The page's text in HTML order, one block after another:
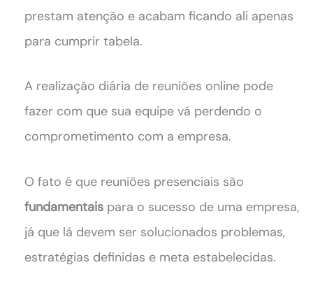
prestam atenção e acabam ficando ali apenas
para cumprir tabela.
A realização diária de reuniões online pode
fazer com que sua equipe vá perdendo o
comprometimento com a empresa.
O fato é que reuniões presenciais são
fundamentais para o sucesso de uma empresa,
já que lá devem ser solucionados problemas,
estratégias definidas e meta estabelecidas.